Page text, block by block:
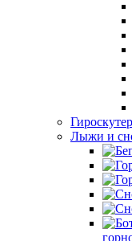
Лыжи и